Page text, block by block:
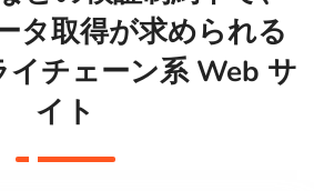
タ取得が求められる
イチェーン系 Web サ
イト